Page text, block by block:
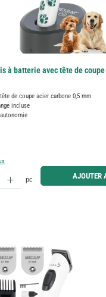
à batterie avec tête de
de coupe acier carbone 0,5 mm
incluse
quantité souhaitée ou utilisez les
pc AJOUTER